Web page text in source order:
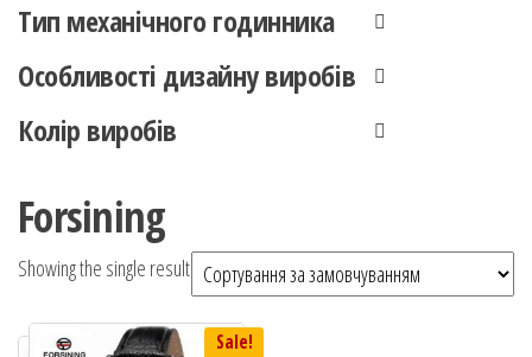
Тип механічного годинника
Особливості дизайну виробів
Колір виробів
Forsining
Showing the single result
Sale!